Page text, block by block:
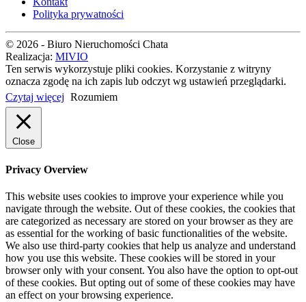
Polityka prywatności
© 2026 - Biuro Nieruchomości Chata
Realizacja: MIVIO
Ten serwis wykorzystuje pliki cookies. Korzystanie z witryny
oznacza zgodę na ich zapis lub odczyt wg ustawień przeglądarki.
Czytaj więcej Rozumiem
Close
Privacy Overview
This website uses cookies to improve your experience while you
navigate through the website. Out of these cookies, the cookies that
are categorized as necessary are stored on your browser as they are
as essential for the working of basic functionalities of the website.
We also use third-party cookies that help us analyze and understand
how you use this website. These cookies will be stored in your
browser only with your consent. You also have the option to opt-out
of these cookies. But opting out of some of these cookies may have
an effect on your browsing experience.